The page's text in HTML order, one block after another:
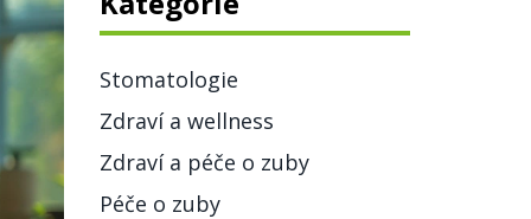
Stomatologie
Zdraví a wellness
Zdraví a péče o zuby
Péče o zuby